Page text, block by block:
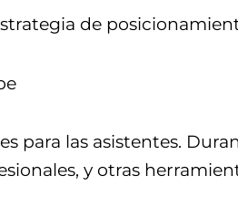
de
para las asistentes.
y otras